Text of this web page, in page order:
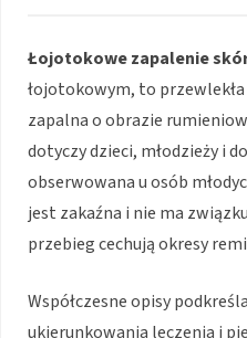
Łojotokowe zapalenie
łojotokowym, to
zapalna o obrazie
dotyczy dzieci, młodzieży i
obserwowana u osób
jest zakaźna i nie ma
przebieg cechują okresy
Współczesne opisy
ukierunkowania leczenia i